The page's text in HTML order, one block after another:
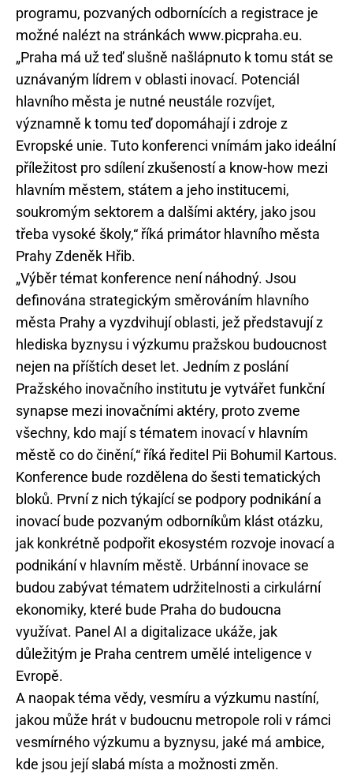
programu, pozvaných odbornících a registrace je
možné nalézt na stránkách www.picpraha.eu.
„Praha má už teď slušně našlápnuto k tomu stát se
uznávaným lídrem v oblasti inovací. Potenciál
hlavního města je nutné neustále rozvíjet,
významně k tomu teď dopomáhají i zdroje z
Evropské unie. Tuto konferenci vnímám jako ideální
příležitost pro sdílení zkušeností a know-how mezi
hlavním městem, státem a jeho institucemi,
soukromým sektorem a dalšími aktéry, jako jsou
třeba vysoké školy,“ říká primátor hlavního města
Prahy Zdeněk Hřib.
„Výběr témat konference není náhodný. Jsou
definována strategickým směrováním hlavního
města Prahy a vyzdvihují oblasti, jež představují z
hlediska byznysu i výzkumu pražskou budoucnost
nejen na příštích deset let. Jedním z poslání
Pražského inovačního institutu je vytvářet funkční
synapse mezi inovačními aktéry, proto zveme
všechny, kdo mají s tématem inovací v hlavním
městě co do činění,“ říká ředitel Pii Bohumil Kartous.
Konference bude rozdělena do šesti tematických
bloků. První z nich týkající se podpory podnikání a
inovací bude pozvaným odborníkům klást otázku,
jak konkrétně podpořit ekosystém rozvoje inovací a
podnikání v hlavním městě. Urbánní inovace se
budou zabývat tématem udržitelnosti a cirkulární
ekonomiky, které bude Praha do budoucna
využívat. Panel AI a digitalizace ukáže, jak
důležitým je Praha centrem umělé inteligence v
Evropě.
A naopak téma vědy, vesmíru a výzkumu nastíní,
jakou může hrát v budoucnu metropole roli v rámci
vesmírného výzkumu a byznysu, jaké má ambice,
kde jsou její slabá místa a možnosti změn.